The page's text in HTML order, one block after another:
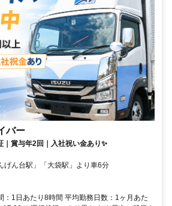
バー
賞与年2回｜入社祝い金あり✨
げん台駅」「大袋駅」より車6分
：1日あたり8時間 平均勤務日数：1ヶ月あた